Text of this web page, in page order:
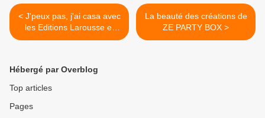
< J'peux pas, j'ai casa avec
les Editions Larousse et
Netfix
La beauté des créations de
ZE PARTY BOX >
Hébergé par Overblog
Top articles
Pages